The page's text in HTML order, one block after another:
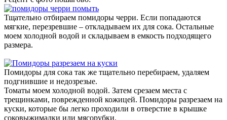
Тщательно отбираем помидоры черри. Если попадаются
мягкие, перезревшие – откладываем их для сока. Остальные
моем холодной водой и складываем в емкость подходящего
размера.
Помидоры для сока так же тщательно перебираем, удаляем
подгнившие и недозрезые.
Томаты моем холодной водой. Затем срезаем места с
трещинками, поврежденной кожицей. Помидоры разрезаем на
куски, которые бы легко проходили в отверстие в крышке
соковыжималки или мясорубки.